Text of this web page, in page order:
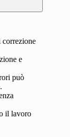
correzione
e
può
il lavoro